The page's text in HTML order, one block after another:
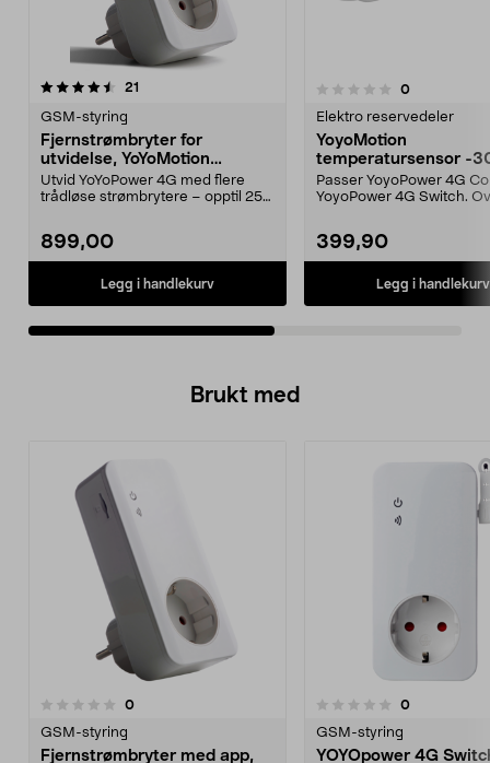
21
GSM-styring
Fjernstrømbryter for
utvidelse, YoYoMotion
YoYoPower Extra
Utvid YoYoPower 4G med flere
trådløse strømbrytere – opptil 25
899,00
Legg i handlekurv
0.0 av 5 stjerner 0anmeldelser
Elektro reservedeler
YoyoMotion
temperatursensor -
+100 grader, 5 m
Passer YoyoPower 4G
YoyoPower 4G Switch.
399,90
Legg i handlekurv
0.0 av 5 stjerner
Brukt med
0anmeldelser
GSM-styring
Fjernstrømbryter med app,
0.0 av 5 stjerner 0anmeldelser
GSM-styring
YOYOpower 4G